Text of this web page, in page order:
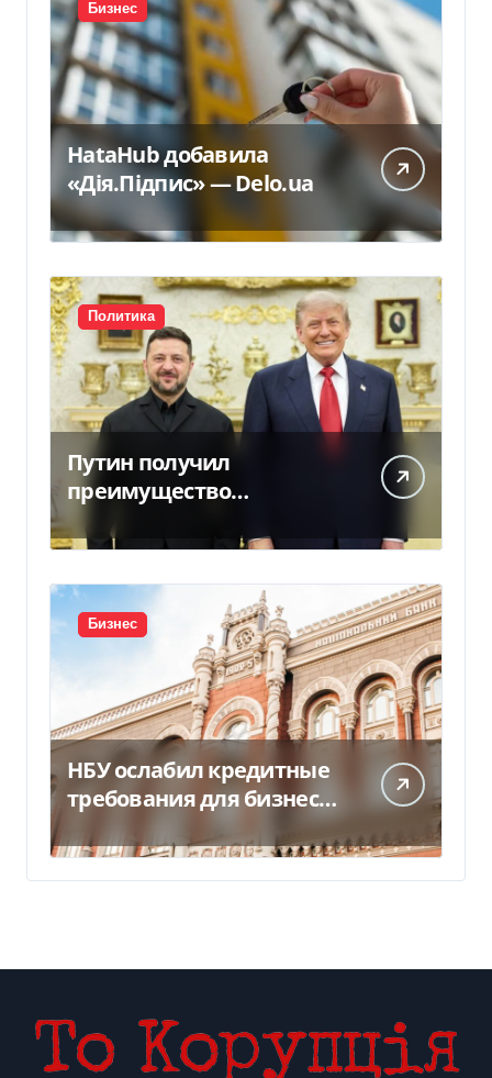
Бизнес
HataHub добавила
«Дія.Підпис» — Delo.ua
Политика
Путин получил
преимущество
благодаря действиям
США
Бизнес
НБУ ослабил кредитные
требования для бизнеса
и аграриев из-за атак РФ